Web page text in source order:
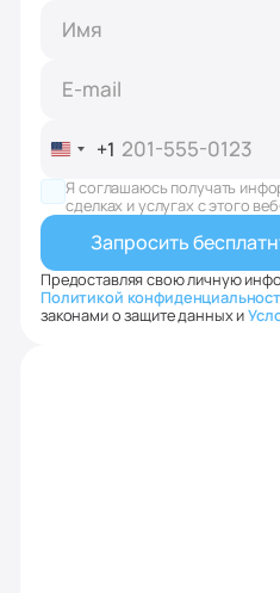
United
States
+1
+1
Я соглашаюсь получать
сделках и услугах с этого
Предоставляя свою личную
Политикой
законами о защите данных и